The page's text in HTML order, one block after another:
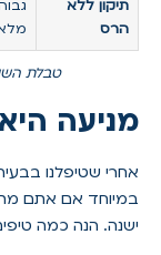
טבלת
תיקון ללא
הרס
מניעה
אחרי שטיפלנו
במיוחד אם אתם
ישנה. הנה כמה